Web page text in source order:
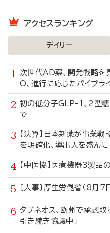
アクセスランキング
デイリー
次世代AD薬、開発戦略
O、進行に応じたパイプラ
初の低分子GLP-1、2型
で
【決算】日本新薬が事
を明確化、導出入を盛んに
【中医協】医療機器3製
〔人事〕厚生労働省（8
タブネオス、欧州で承認
引き続き協議中」